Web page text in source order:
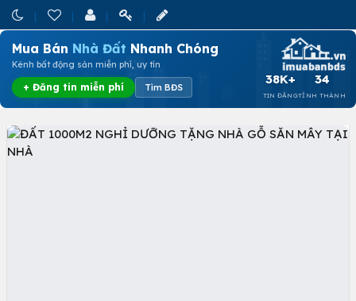
Mua Bán Nhà Đất Nhanh Chóng
Kênh bất động sản miễn phí, uy tín
+ Đăng tin miễn phí Tìm BĐS
38K+
TIN ĐĂNG
34
TỈNH THÀNH